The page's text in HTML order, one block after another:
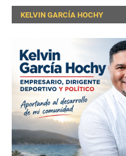
KELVIN GARCÍA HOCHY